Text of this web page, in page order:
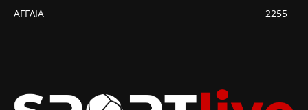
ΑΓΓΛΙΑ
2255